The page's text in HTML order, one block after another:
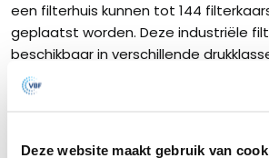
Deze website maakt gebruik van
een filterhuis kunnen tot 144
geplaatst worden. Deze industriële
beschikbaar in verschillende
aansluitingen.